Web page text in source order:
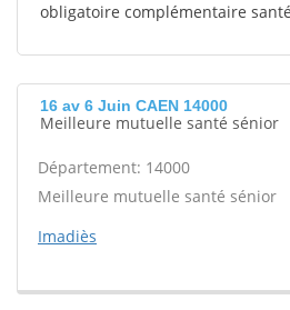
obligatoire complémentaire
16 av 6 Juin CAEN 14000
Meilleure mutuelle santé sénior
Département: 14000
Meilleure mutuelle santé sénior
Imadiès